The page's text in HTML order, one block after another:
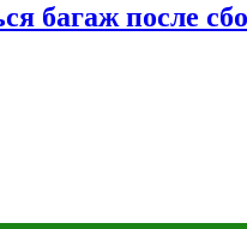
багаж после